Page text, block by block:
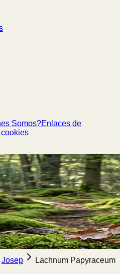
Somos?Enlaces de
Josep
Lachnum Papyraceum